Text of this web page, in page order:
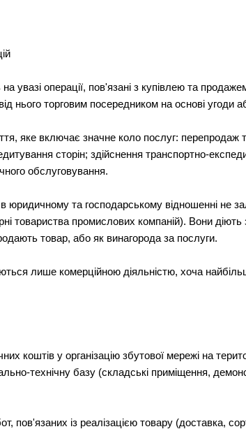
увазі операції, пов'язані з купівлею та
нього торговим посередником на основі угоди
яке включає значне коло послуг: перепродаж
сторін; здійснення транспортно-
обслуговування.
юридичному та господарському відношенні не
товариства промислових компаній). Вони
товар, або як винагорода за послуги.
лише комерційною діяльністю, хоча
коштів у організацію збутової мережі на
технічну базу (складські приміщення,
пов'язаних із реалізацією товару (доставка,